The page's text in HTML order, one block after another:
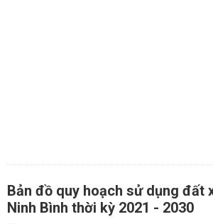
Bản đồ quy hoạch sử dụng đất
Ninh Bình thời kỳ 2021 - 2030